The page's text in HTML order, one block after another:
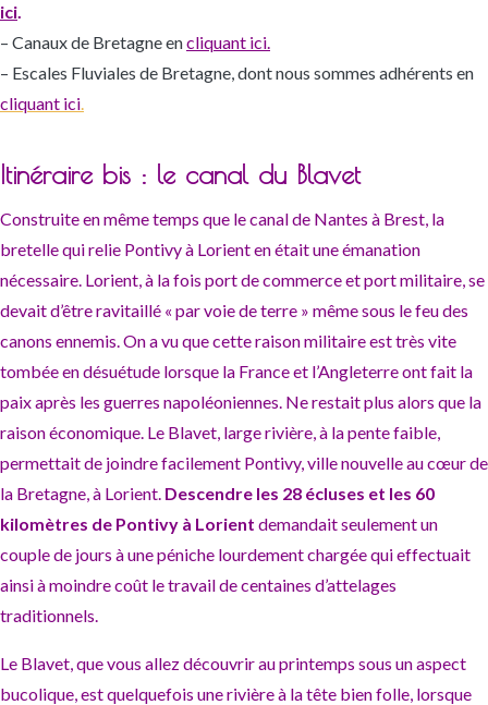
ici.
– Canaux de Bretagne encliquant ici.
– Escales Fluviales de Bretagne, dont nous sommes adhérents en
cliquant ici.
Itinéraire bis : le canal du Blavet
Construite en même temps que le canal de Nantes à Brest, la
bretelle qui relie Pontivy à Lorient en était une émanation
nécessaire. Lorient, à la fois port de commerce et port militaire, se
devait d’être ravitaillé « par voie de terre » même sous le feu des
canons ennemis. On a vu que cette raison militaire est très vite
tombée en désuétude lorsque la France et l’Angleterre ont fait la
paix après les guerres napoléoniennes. Ne restait plus alors que la
raison économique. Le Blavet, large rivière, à la pente faible,
permettait de joindre facilement Pontivy, ville nouvelle au cœur de
la Bretagne, à Lorient. Descendre les 28 écluses et les 60
kilomètres de Pontivy à Lorient demandait seulement un
couple de jours à une péniche lourdement chargée qui effectuait
ainsi à moindre coût le travail de centaines d’attelages
traditionnels.
Le Blavet, que vous allez découvrir au printemps sous un aspect
bucolique, est quelquefois une rivière à la tête bien folle, lorsque